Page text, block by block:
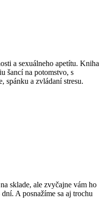
a sexuálneho apetítu. Kniha
šancí na potomstvo, s
spánku a zvládaní stresu.
sklade, ale zvyčajne vám ho
A posnažíme sa aj trochu